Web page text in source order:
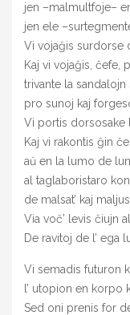
jen –malmultfoje–
jen ele
Vi vojaĝis surdorse
Kaj vi vojaĝis, ĉefe,
trivante la
pro sunoj kaj
Vi portis dorsosake
Kaj vi rakontis ĝin
aŭ en la lumo de
al taglaboristaro
de malsat’ kaj
Via voĉ’ levis ĉiujn
De ravitoj de l’ ega
Vi semadis futuron
l’ utopion en korpo
Sed oni prenis for